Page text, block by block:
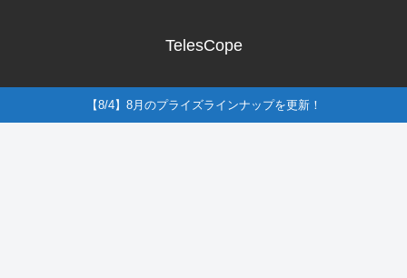
TelesCope
【8/4】8月のプライズラインナップを更新！